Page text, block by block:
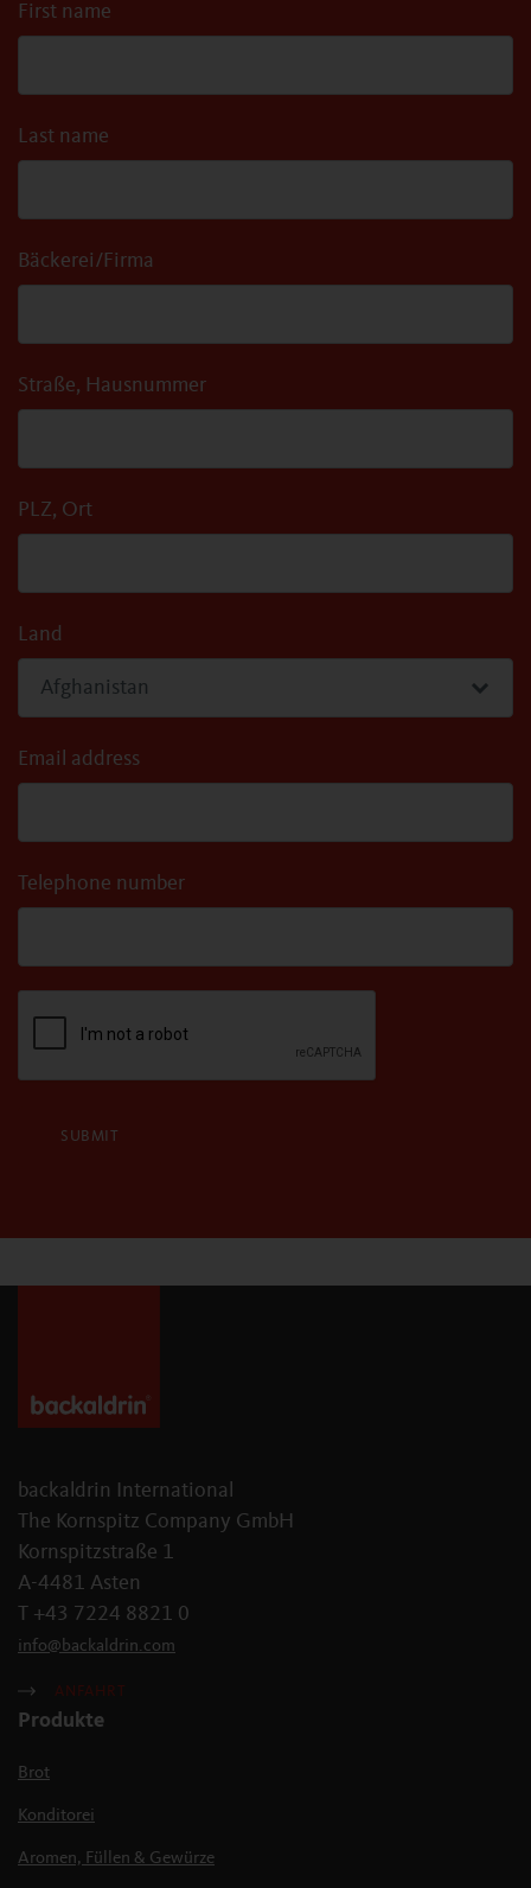
First name
Last name
Bäckerei/Firma
Straße, Hausnummer
PLZ, Ort
Land
Email address
Telephone number
SUBMIT
backaldrin International
The Kornspitz Company GmbH
Kornspitzstraße 1
A-4481 Asten
T +43 7224 8821 0
info@backaldrin. com
ANFAHRT
Produkte
Brot
Konditorei
Aromen, Füllen & Gewürze